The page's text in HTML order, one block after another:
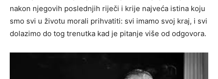
nakon njegovih poslednjih riječi i krije najveća istina koju
smo svi u životu morali prihvatiti: svi imamo svoj kraj, i svi
dolazimo do tog trenutka kad je pitanje više od odgovora.